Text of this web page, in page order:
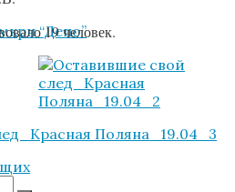
“Депо”
19 человек.